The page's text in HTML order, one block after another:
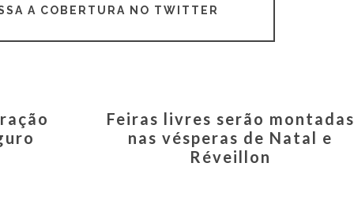
A COBERTURA NO TWITTER
Feiras livres serão montadas
nas vésperas de Natal e
Réveillon